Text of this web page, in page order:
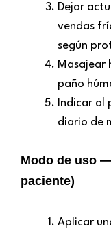
Dejar
vendas
según
Masajear
paño
Indicar al
diario de
Modo de uso
paciente)
Aplicar